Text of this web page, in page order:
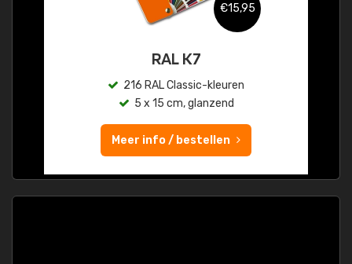
€15,95
RAL K7
216 RAL Classic-kleuren
5 x 15 cm, glanzend
Meer info / bestellen